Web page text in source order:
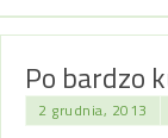
Po bardzo
2 grudnia, 2013